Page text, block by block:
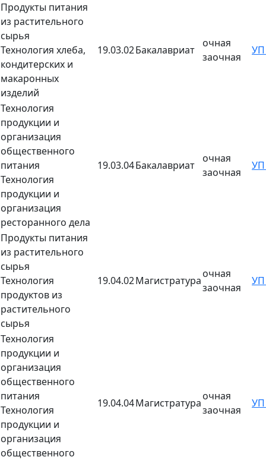
Продукты питания
из растительного
сырья
Технология хлеба,
кондитерских и
макаронных
изделий
19.03.02Бакалавриат
очная
заочная
Технология
продукции и
организация
общественного
питания
Технология
продукции и
организация
ресторанного дела
19.03.04Бакалавриат
очная
заочная
Продукты питания
из растительного
сырья
Технология
продуктов из
растительного
сырья
19.04.02Магистратура
очная
заочная
Технология
продукции и
организация
общественного
питания
Технология
продукции и
организация
общественного
19.04.04Магистратура
очная
заочная